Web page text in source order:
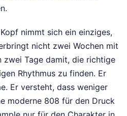
nimmt sich ein einziges,
nicht zwei Wochen mit
zwei Tage damit, die richtige
Rhythmus zu finden. Er
Er versteht, dass weniger
moderne 808 für den Druck